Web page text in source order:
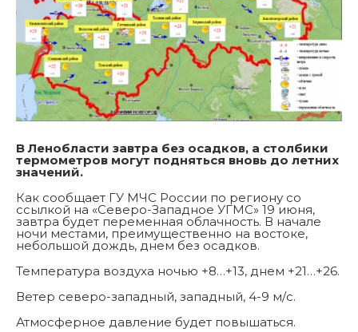
В Ленобласти завтра без осадков, а столбики
термометров могут подняться вновь до летних
значений.
Как сообщает ГУ МЧС России по региону со
ссылкой на «Северо-Западное УГМС» 19 июня,
завтра будет переменная облачность. В начале
ночи местами, преимущественно на востоке,
небольшой дождь, днем без осадков.
Температура воздуха ночью +8…+13, днем +21…+26.
Ветер северо-западный, западный, 4-9 м/с.
Атмосферное давление будет повышаться.